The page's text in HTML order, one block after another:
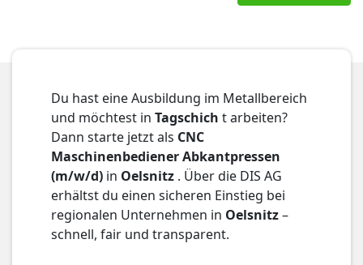
Du hast eine Ausbildung im Metallbereich
und möchtest in Tagschich t arbeiten?
Dann starte jetzt als CNC
Maschinenbediener Abkantpressen
(m/w/d) in Oelsnitz . Über die DIS AG
erhältst du einen sicheren Einstieg bei
regionalen Unternehmen in Oelsnitz–
schnell, fair und transparent.